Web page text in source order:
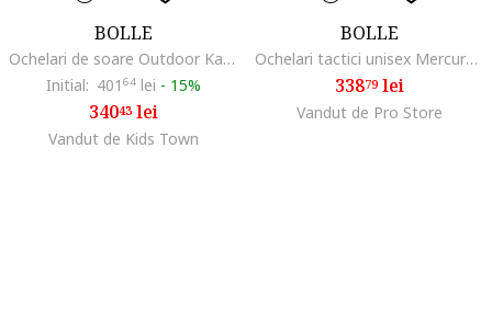
BOLLE
Ochelari de soare Outdoor Kayman, Matte Olive/Brown Fire
Initial: 401 64lei - 15%
34043lei
Vandut de Kids Town
BOLLE
Ochelari tactici unisex Mercuro, Policarbonat/Plastic, Negru
33879lei
Vandut de Pro Store